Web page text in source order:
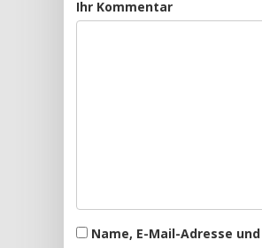
Ihr Kommentar
Name, E-Mail-Adresse